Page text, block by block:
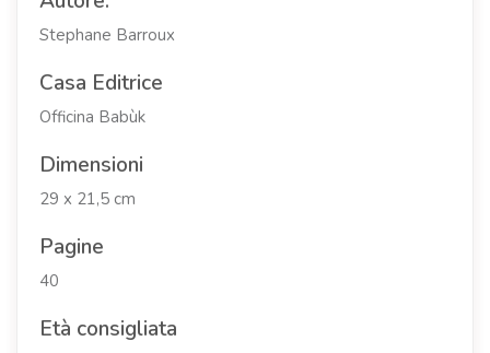
Stephane Barroux
Casa Editrice
Officina Babùk
Dimensioni
29 x 21,5 cm
Pagine
40
Età consigliata